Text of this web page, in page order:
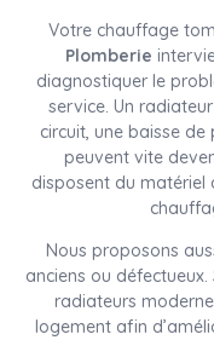
Votre chauffage
Plomberie
diagnostiquer le
service. Un
circuit, une baisse
peuvent vite
disposent du
Nous proposons
anciens ou
radiateurs
logement afin